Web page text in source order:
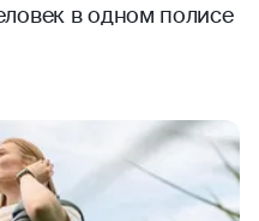
в одном полисе